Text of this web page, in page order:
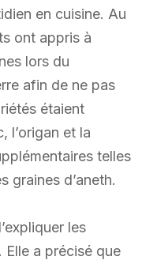
en cuisine. Au
ont appris à
lors du
afin de ne pas
étaient
l’origan et la
telles
graines d’aneth.
les
a précisé que